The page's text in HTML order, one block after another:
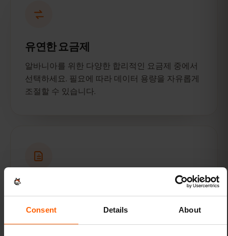
Consent Details About
유연한 요금제
알바니아를 위한 다양한 합리적인 요금제 중에서
선택하세요. 필요에 따라 데이터 용량을 자유롭게
조절할 수 있습니다.
하나의 eSIM으로 모든 여행을 즐기세
요